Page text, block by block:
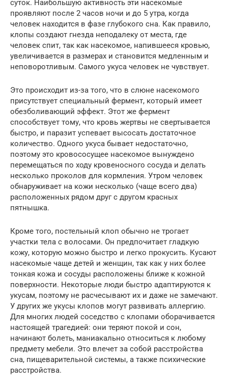
суток. Наибольшую активность эти насекомые
проявляют после 2 часов ночи и до 5 утра, когда
человек находится в фазе глубокого сна. Как правило,
клопы создают гнезда неподалеку от места, где
человек спит, так как насекомое, напившееся кровью,
увеличивается в размерах и становится медленным и
неповоротливым. Самого укуса человек не чувствует.
Это происходит из-за того, что в слюне насекомого
присутствует специальный фермент, который имеет
обезболивающий эффект. Этот же фермент
способствует тому, что кровь жертвы не свертывается
быстро, и паразит успевает высосать достаточное
количество. Одного укуса бывает недостаточно,
поэтому это кровососущее насекомое вынуждено
перемещаться по ходу кровеносного сосуда и делать
несколько проколов для кормления. Утром человек
обнаруживает на кожи несколько (чаще всего два)
расположенных рядом друг с другом красных
пятнышка.
Кроме того, постельный клоп обычно не трогает
участки тела с волосами. Он предпочитает гладкую
кожу, которую можно быстро и легко прокусить. Кусают
насекомые чаще детей и женщин, так как у них более
тонкая кожа и сосуды расположены ближе к кожной
поверхности. Некоторые люди быстро адаптируются к
укусам, поэтому не расчесывают их и даже не замечают.
У других же укусы клопов могут развивать аллергию.
Для многих людей соседство с клопами оборачивается
настоящей трагедией: они теряют покой и сон,
начинают болеть, маниакально относиться к любому
предмету мебели. Это влечет за собой расстройства
сна, пищеварительной системы, а также психические
расстройства.